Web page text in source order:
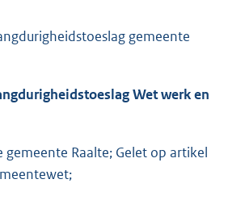
gemeente
Wet werk en
gemeente Raalte; Gelet op artikel